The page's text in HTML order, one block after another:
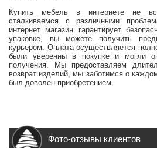
Купить мебель в интернете не
сталкиваемся с различными
интернет магазин гарантирует
упаковке, вы можете получить
курьером. Оплата осуществляется
были уверенны в покупке и могли
получения. Мы предоставляем
возврат изделий, мы заботимся о
был доволен приобретением.
Фото-отзывы клиентов